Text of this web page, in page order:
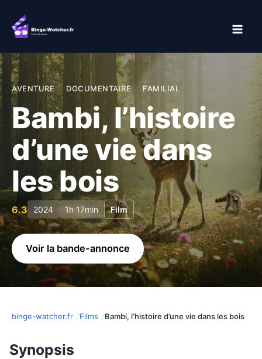
contenu
AVENTURE DOCUMENTAIRE FAMILIAL
Bambi, l’histoire
d’une vie dans
les bois
6.3 2024 1h 17min Film
Voir la bande-annonce
binge-watcher.fr Films Bambi, l’histoire d’une vie dans les bois
Synopsis